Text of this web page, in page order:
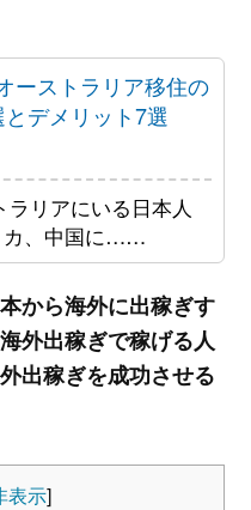
ーストラリア移住の
デメリット7選
リアにいる日本人
カ、中国に……
から海外に出稼ぎす
海外出稼ぎで稼げる人
出稼ぎを成功させる
表示]